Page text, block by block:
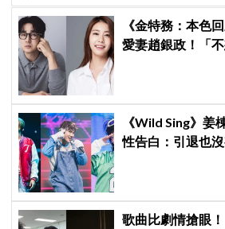
《金特務：本色
愛妻趙銀政！「
《Wild Sing》姜
性告白：引退也
歌曲比劇情搶眼